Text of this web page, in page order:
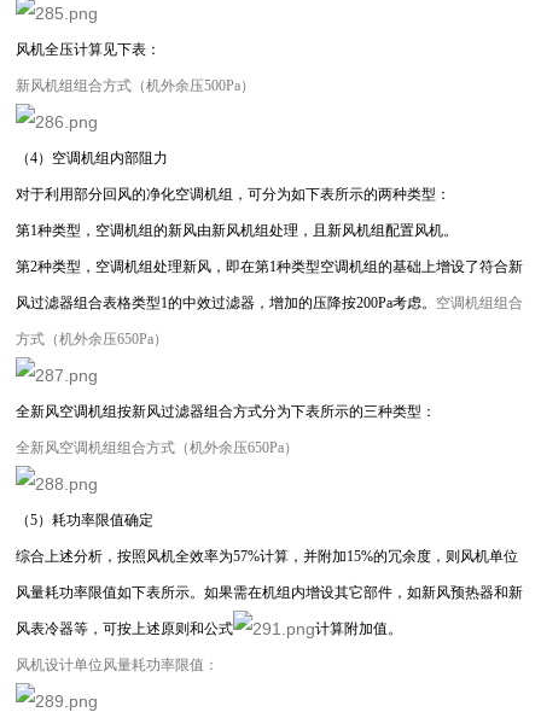
风机全压计算见下表：
新风机组组合方式（机外余压500Pa）
（4）空调机组内部阻力
对于利用部分回风的净化空调机组，可分为如下表所示的两种类型：
第1种类型，空调机组的新风由新风机组处理，且新风机组配置风机。
第2种类型，空调机组处理新风，即在第1种类型空调机组的基础上增设了符合新
风过滤器组合表格类型1的中效过滤器，增加的压降按200Pa考虑。 空调机组组合
方式（机外余压650Pa）
全新风空调机组按新风过滤器组合方式分为下表所示的三种类型：
全新风空调机组组合方式（机外余压650Pa）
（5）耗功率限值确定
综合上述分析，按照风机全效率为57%计算，并附加15%的冗余度，则风机单位
风量耗功率限值如下表所示。如果需在机组内增设其它部件，如新风预热器和新
风表冷器等，可按上述原则和公式 计算附加值。
风机设计单位风量耗功率限值：